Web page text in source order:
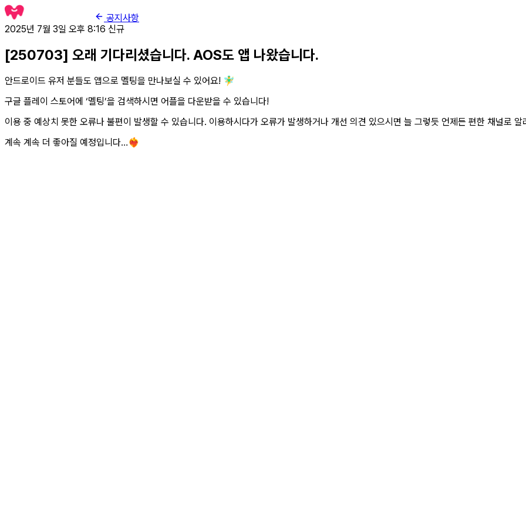
공지사항
2025년 7월 3일 오후 8:16 신규
[250703] 오래 기다리셨습니다. AOS도 앱 나왔습니다.
안드로이드 유저 분들도 앱으로 멜팅을 만나보실 수 있어요! 🧚‍♂️
구글 플레이 스토어에 ‘멜팅’을 검색하시면 어플을 다운받을 수 있습니다!
이용 중 예상치 못한 오류나 불편이 발생할 수 있습니다. 이용하시다가 오류가 발생하거나 개선 의견 있으시면 늘 그렇듯 언제든 편한 채널로 알
계속 계속 더 좋아질 예정입니다…❤️‍🔥